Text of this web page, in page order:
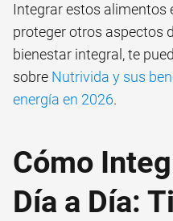
Integrar estos
proteger otros aspectos
bienestar integral, te
sobre Nutrivida y sus
energía en 2026.
Cómo
Día a Día: